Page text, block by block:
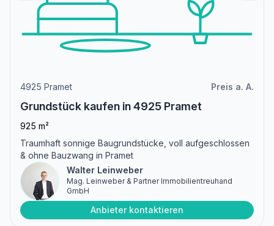
4925 Pramet Preis a. A.
Grundstück kaufen in 4925 Pramet
925 m²
Traumhaft sonnige Baugrundstücke, voll aufgeschlossen
& ohne Bauzwang in Pramet
Walter Leinweber
Mag. Leinweber & Partner Immobilientreuhand
GmbH
Anbieter kontaktieren